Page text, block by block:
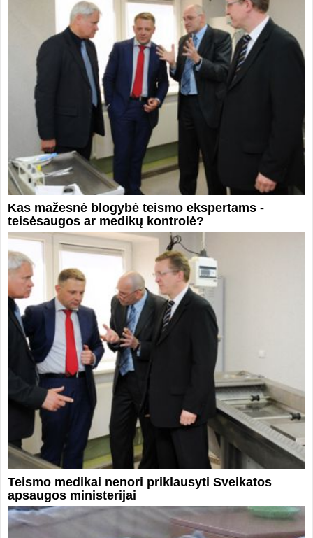
Kas mažesnė blogybė teismo ekspertams -
teisėsaugos ar medikų kontrolė?
Teismo medikai nenori priklausyti Sveikatos
apsaugos ministerijai